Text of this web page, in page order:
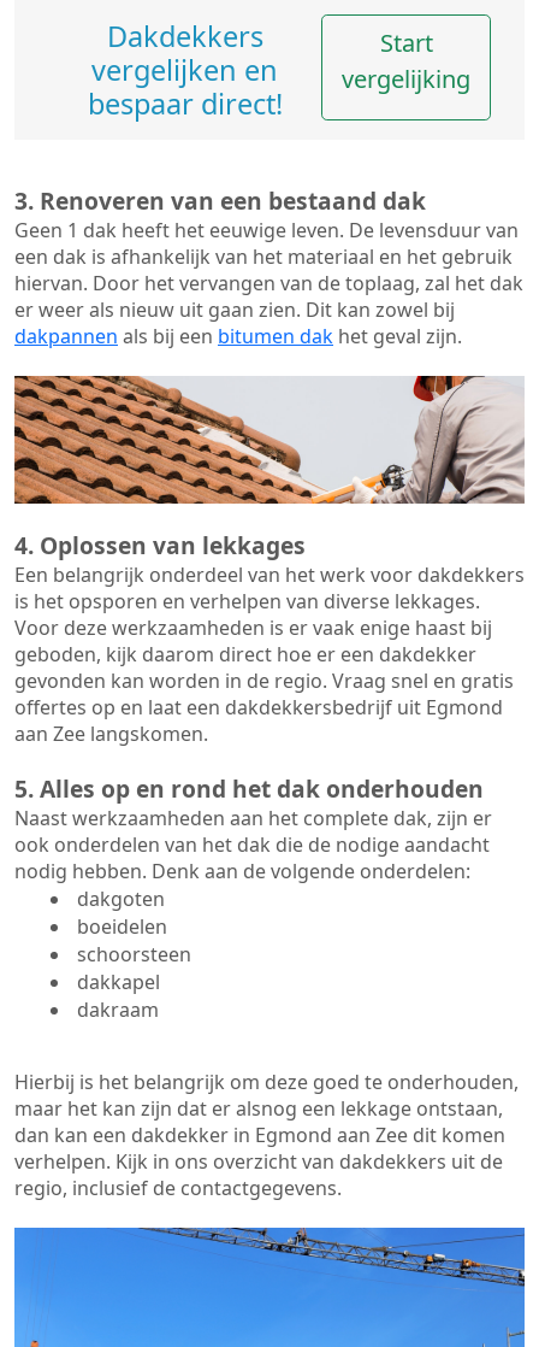
Dakdekkers
vergelijken en
bespaar direct!
Start
vergelijking
3. Renoveren van een bestaand dak
Geen 1 dak heeft het eeuwige leven. De levensduur van
een dak is afhankelijk van het materiaal en het gebruik
hiervan. Door het vervangen van de toplaag, zal het dak
er weer als nieuw uit gaan zien. Dit kan zowel bij
dakpannen als bij een bitumen dak het geval zijn.
4. Oplossen van lekkages
Een belangrijk onderdeel van het werk voor dakdekkers
is het opsporen en verhelpen van diverse lekkages.
Voor deze werkzaamheden is er vaak enige haast bij
geboden, kijk daarom direct hoe er een dakdekker
gevonden kan worden in de regio. Vraag snel en gratis
offertes op en laat een dakdekkersbedrijf uit Egmond
aan Zee langskomen.
5. Alles op en rond het dak onderhouden
Naast werkzaamheden aan het complete dak, zijn er
ook onderdelen van het dak die de nodige aandacht
nodig hebben. Denk aan de volgende onderdelen:
dakgoten
boeidelen
schoorsteen
dakkapel
dakraam
Hierbij is het belangrijk om deze goed te onderhouden,
maar het kan zijn dat er alsnog een lekkage ontstaan,
dan kan een dakdekker in Egmond aan Zee dit komen
verhelpen. Kijk in ons overzicht van dakdekkers uit de
regio, inclusief de contactgegevens.